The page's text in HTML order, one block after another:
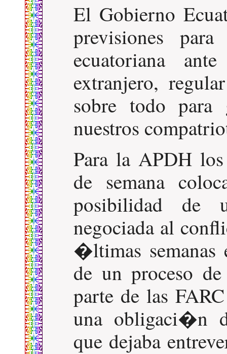
El Gobierno
previsiones
ecuatoriana
extranjero,
sobre todo para
nuestros
Para la APDH
de semana
posibilidad de
negociada al
�ltimas semanas
de un proceso
parte de las
una obligaci�n
que dejaba